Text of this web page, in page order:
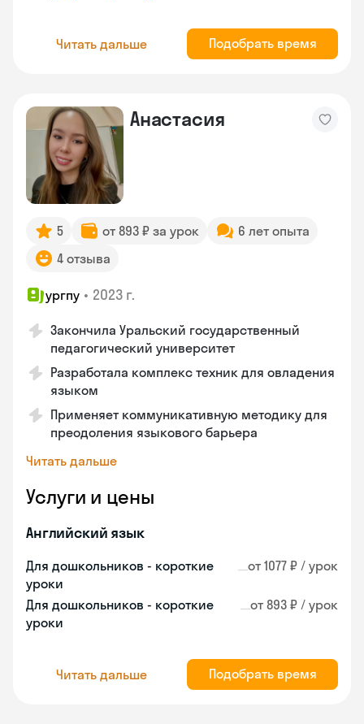
Читать дальше Подобрать время
Анастасия
5 от 893 ₽ за урок
6 лет опыта
4 отзыва
ургпу • 2023 г.
Закончила Уральский государственный
педагогический университет
Разработала комплекс техник для овладения
языком
Применяет коммуникативную методику для
преодоления языкового барьера
Читать дальше
Услуги и цены
Английский язык
Для дошкольников - короткие
уроки
от 1077 ₽ / урок
Для дошкольников - короткие
уроки
от 893 ₽ / урок
Читать дальше Подобрать время